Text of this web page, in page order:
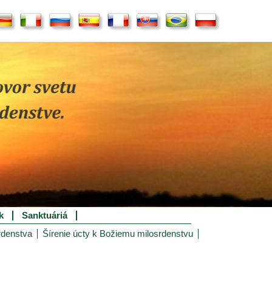
Sanktuáriá
Šírenie úcty k Božiemu milosrdenstvu